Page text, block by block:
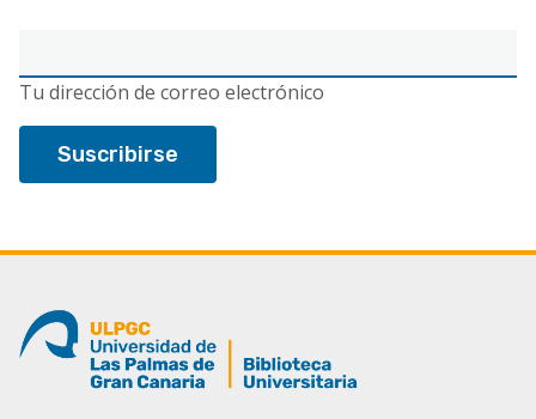
electrónico
Tu dirección de correo electrónico